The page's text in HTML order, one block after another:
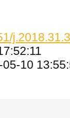
05-10